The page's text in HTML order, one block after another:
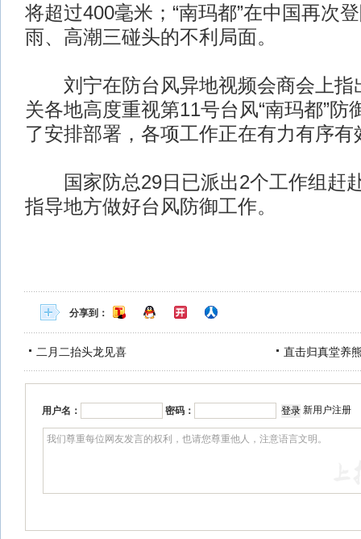
将超过400毫米；“南玛都”在中国再次
雨、高潮三碰头的不利局面。
刘宁在防台风异地视频会商会上指
关各地高度重视第11号台风“南玛都”防
了安排部署，各项工作正在有力有序有
国家防总29日已派出2个工作组赶
指导地方做好台风防御工作。
分享到：
二月二抬头龙见喜 直击归真堂养
用户名： 密码： 新用户注册